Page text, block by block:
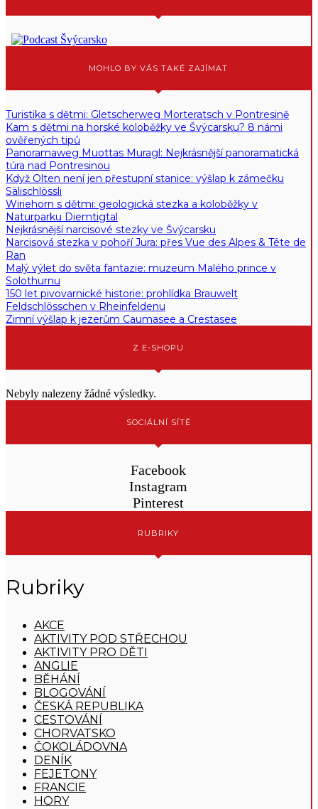
MOHLO BY VÁS TAKÉ ZAJÍMAT
Turistika s dětmi: Gletscherweg Morteratsch v Pontresině
Kam s dětmi na horské koloběžky ve Švýcarsku? 8 námi
ověřených tipů
Panoramaweg Muottas Muragl: Nejkrásnější panoramatická
túra nad Pontresinou
Když Olten není jen přestupní stanice: výšlap k zámečku
Sälischlössli
Wiriehorn s dětmi: geologická stezka a koloběžky v
Naturparku Diemtigtal
Nejkrásnější narcisové stezky ve Švýcarsku
Narcisová stezka v pohoří Jura: přes Vue des Alpes & Tête de
Ran
Malý výlet do světa fantazie: muzeum Malého prince v
Solothurnu
150 let pivovarnické historie: prohlídka Brauwelt
Feldschlösschen v Rheinfeldenu
Zimní výšlap k jezerům Caumasee a Crestasee
Z E-SHOPU
Nebyly nalezeny žádné výsledky.
SOCIÁLNÍ SÍTĚ
Facebook
Instagram
Pinterest
RUBRIKY
Rubriky
AKCE
AKTIVITY POD STŘECHOU
AKTIVITY PRO DĚTI
ANGLIE
BĚHÁNÍ
BLOGOVÁNÍ
ČESKÁ REPUBLIKA
CESTOVÁNÍ
CHORVATSKO
ČOKOLÁDOVNA
DENÍK
FEJETONY
FRANCIE
HORY